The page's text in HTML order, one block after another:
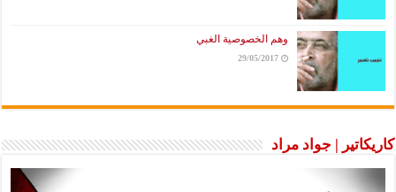
وهم الخصوصية الغبي
29/05/2017
كاريكاتير | جواد مراد